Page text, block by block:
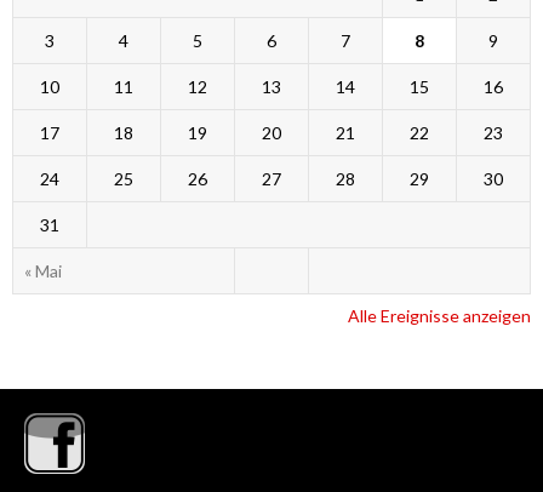
« Mai
3 4 5 6 7 8 9
10 11 12 13 14 15 16
17 18 19 20 21 22 23
24 25 26 27 28 29 30
31
Alle Ereignisse anzeigen